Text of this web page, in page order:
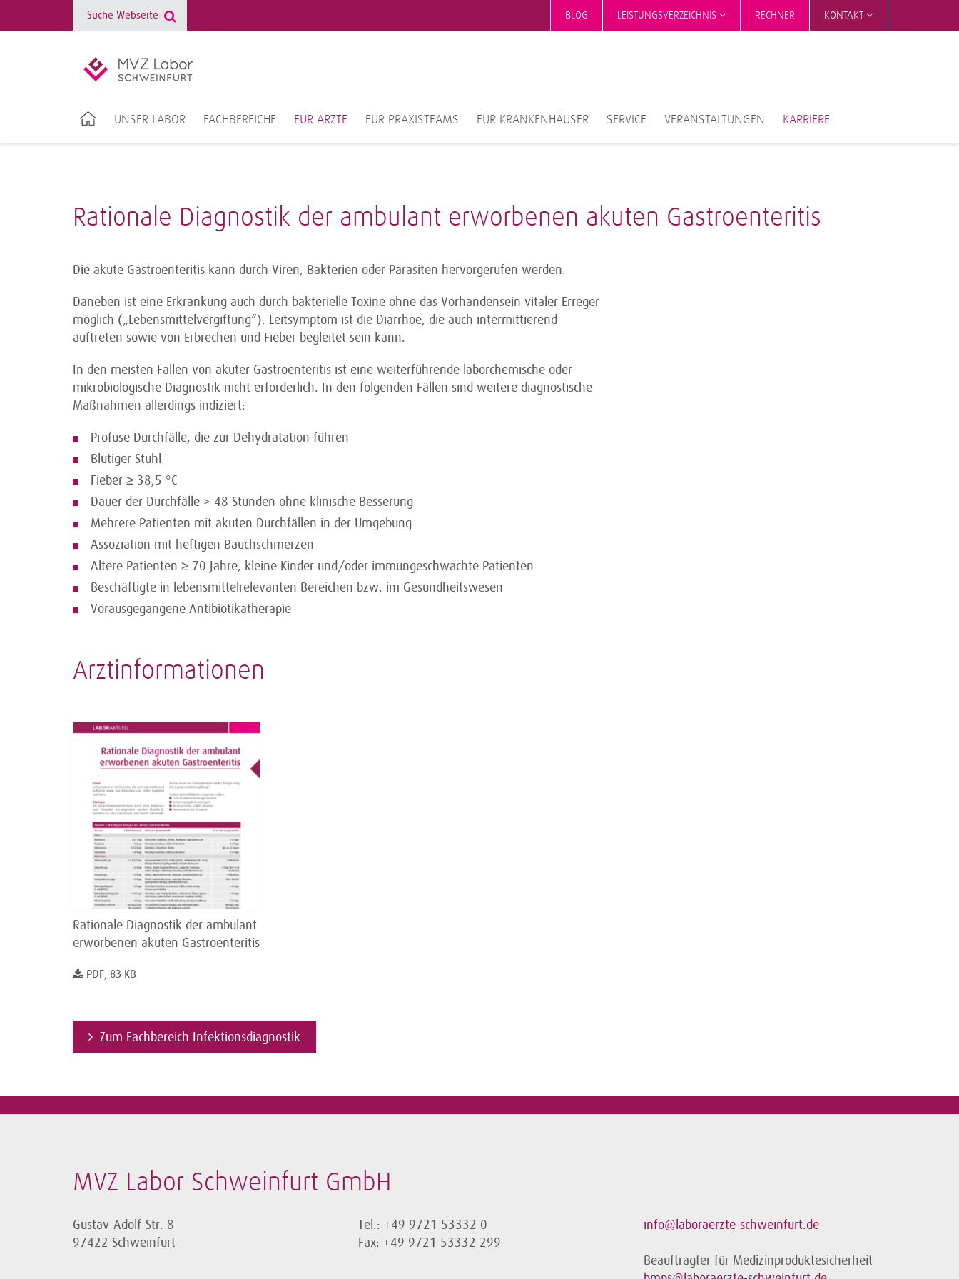
BLOG LEISTUNGSVERZEICHNIS RECHNER KONTAKT
UNSER LABOR FACHBEREICHE FÜR ÄRZTE FÜR PRAXISTEAMS FÜR KRANKENHÄUSER SERVICE VERANSTALTUNGEN KARRIERE
Rationale Diagnostik der ambulant erworbenen akuten Gastroenteritis
Die akute Gastroenteritis kann durch Viren, Bakterien oder Parasiten hervorgerufen werden.
Daneben ist eine Erkrankung auch durch bakterielle Toxine ohne das Vorhandensein vitaler Erreger
möglich („Lebensmittelvergiftung“). Leitsymptom ist die Diarrhoe, die auch intermittierend
auftreten sowie von Erbrechen und Fieber begleitet sein kann.
In den meisten Fallen von akuter Gastroenteritis ist eine weiterführende laborchemische oder
mikrobiologische Diagnostik nicht erforderlich. In den folgenden Fällen sind weitere diagnostische
Maßnahmen allerdings indiziert:
Profuse Durchfälle, die zur Dehydratation führen
Blutiger Stuhl
Fieber ≥ 38,5 °C
Dauer der Durchfälle > 48 Stunden ohne klinische Besserung
Mehrere Patienten mit akuten Durchfällen in der Umgebung
Assoziation mit heftigen Bauchschmerzen
Ältere Patienten ≥ 70 Jahre, kleine Kinder und/oder immungeschwächte Patienten
Beschäftigte in lebensmittelrelevanten Bereichen bzw. im Gesundheitswesen
Vorausgegangene Antibiotikatherapie
Arztinformationen
Rationale Diagnostik der ambulant
erworbenen akuten Gastroenteritis
PDF, 83 KB
Zum Fachbereich Infektionsdiagnostik
MVZ Labor Schweinfurt GmbH
Gustav-Adolf-Str. 8
97422 Schweinfurt
Tel.: +49 9721 53332 0
Fax: +49 9721 53332 299
info@laboraerzte-schweinfurt.de
Beauftragter für Medizinproduktesicherheit